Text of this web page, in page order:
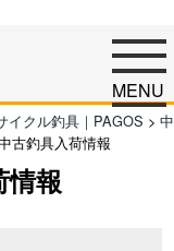
MENU
イクル釣具｜PAGOS > 中
古釣具入荷情報
情報